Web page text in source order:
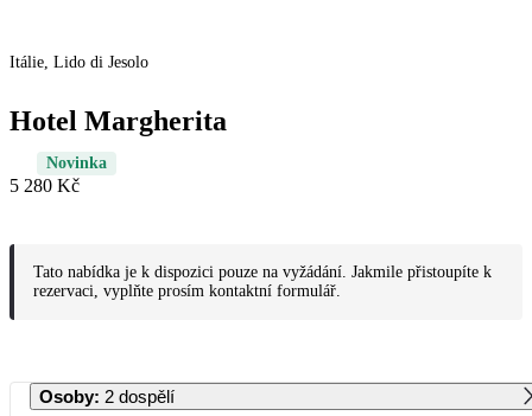
Itálie, Lido di Jesolo
Hotel Margherita
Novinka
5 280 Kč
Tato nabídka je k dispozici pouze na vyžádání. Jakmile přistoupíte k
rezervaci, vyplňte prosím kontaktní formulář.
Osoby: 2 dospělí